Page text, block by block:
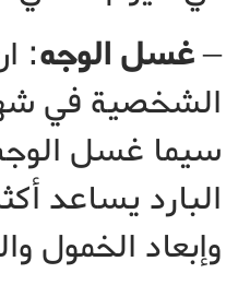
–غسل الوجه:
الشخصية في
سيما غسل
البارد يساعد
وإبعاد الخمول